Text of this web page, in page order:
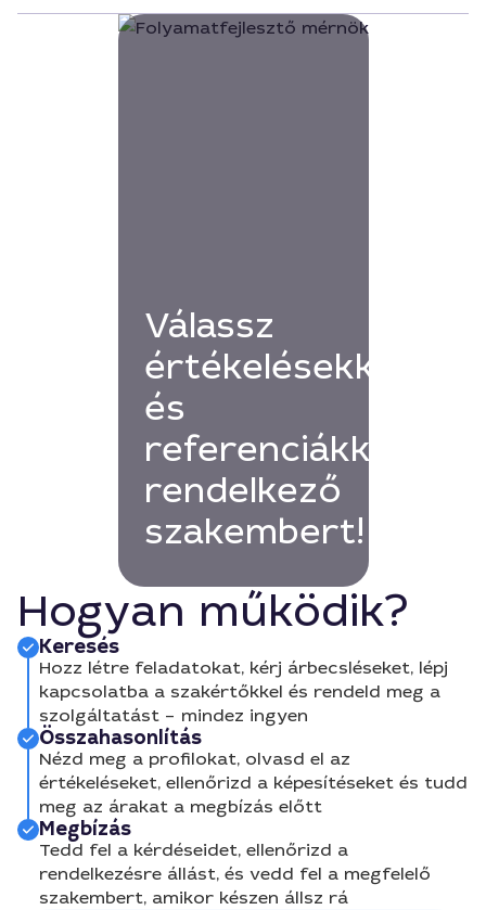
Válassz
értékelésekkel
és
referenciákkal
rendelkező
szakembert!
Hogyan működik?
Keresés
Hozz létre feladatokat, kérj árbecsléseket, lépj
kapcsolatba a szakértőkkel és rendeld meg a
szolgáltatást – mindez ingyen
Összahasonlítás
Nézd meg a profilokat, olvasd el az
értékeléseket, ellenőrizd a képesítéseket és tudd
meg az árakat a megbízás előtt
Megbízás
Tedd fel a kérdéseidet, ellenőrizd a
rendelkezésre állást, és vedd fel a megfelelő
szakembert, amikor készen állsz rá